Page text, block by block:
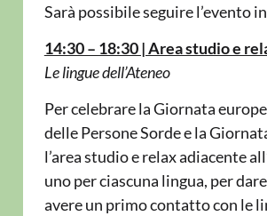
Sarà possibile seguire l’evento
14:30 – 18:30 | Area studio e
Le lingue dell’Ateneo
Per celebrare la Giornata
delle Persone Sorde e la
l’area studio e relax adiacente
uno per ciascuna lingua, per
avere un primo contatto con le